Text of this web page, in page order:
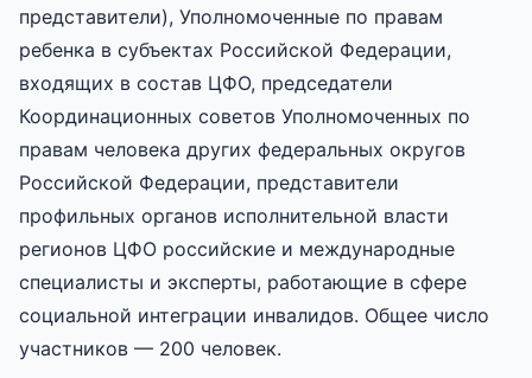
представители), Уполномоченные по правам
ребенка в субъектах Российской Федерации,
входящих в состав ЦФО, председатели
Координационных советов Уполномоченных по
правам человека других федеральных округов
Российской Федерации, представители
профильных органов исполнительной власти
регионов ЦФО российские и международные
специалисты и эксперты, работающие в сфере
социальной интеграции инвалидов. Общее число
участников — 200 человек.